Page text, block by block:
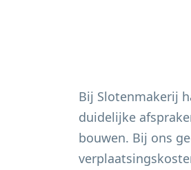
Bij Slotenmakerij
duidelijke
bouwen. Bij ons